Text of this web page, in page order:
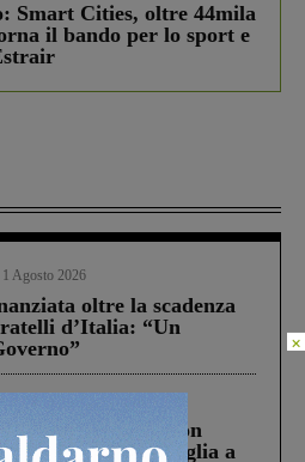
Smart Cities, oltre 44mila
il bando per lo sport e
1 Agosto 2026
oltre la scadenza
d’Italia: “Un
di Castiglion
aveva ucciso la figlia a
×